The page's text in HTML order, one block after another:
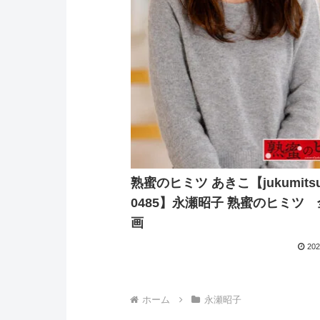
熟蜜のヒミツ あきこ【
0485】永瀬昭子 熟蜜のヒミツ
画
ホーム 永瀬昭子